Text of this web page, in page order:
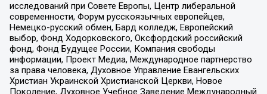
исследований при Совете Европы, Центр либеральной
современности, Форум русскоязычных европейцев,
Немецко-русский обмен, Бард колледж, Европейский
выбор, Фонд Ходорковского, Оксфордский российский
фонд, Фонд Будущее России, Компания свободы
информации, Проект Медиа, Международное партнерство
за права человека, Духовное Управление Евангельских
Христиан Украинской Христианской Церкви, Новое
Поколение, Духовное Учебное Заведение Международный